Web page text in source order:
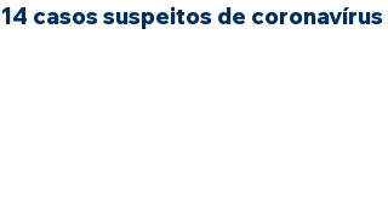
14 casos suspeitos de coronavírus